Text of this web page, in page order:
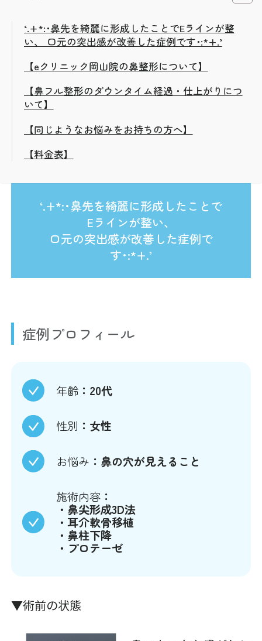
‘.+*:･鼻先を綺麗に形成したことでEラインが整
い、 口元の突出感が改善した症例です･:*+.’
【eクリニック岡山院の鼻整形について】
【鼻フル整形のダウンタイム経過・仕上がりにつ
いて】
【同じようなお悩みをお持ちの方へ】
【料金表】
‘.+*:･鼻先を綺麗に形成したことで
Eラインが整い、
口元の突出感が改善した症例で
す･:*+.’
症例プロフィール
年齢：20代
性別 ：女性
お悩み ：鼻の穴が見えること
施術内容：
・鼻尖形成3D法
・耳介軟骨移植
・鼻柱下降
・プロテーゼ
▼術前の状態